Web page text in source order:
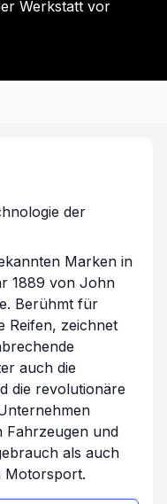
Werkstatt vor
der
Marken in
1889 von John
Berühmt für
Reifen, zeichnet
auch die
die revolutionäre
Fahrzeugen und
als auch
Motorsport.